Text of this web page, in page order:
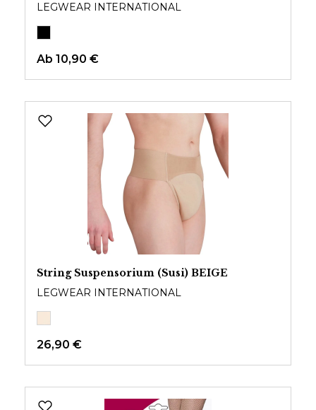
LEGWEAR INTERNATIONAL
Ab 10,90 €
String Suspensorium (Susi) BEIGE
LEGWEAR INTERNATIONAL
26,90 €